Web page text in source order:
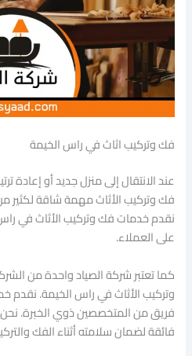
فك وتركيب اثاث في راس الخيمة
عند الانتقال إلى منزل جديد أو إعادة
فك وتركيب الأثاث مهمة شاقة لكثير
نقدم خدمات فك وتركيب الأثاث في
على العملاء.
كما تعتبر شركة الصياد واحدة من
وتركيب الأثاث في راس الخيمة. نقدم
فريق من المتخصصين ذوي الخبرة. نحن
فائقة لضمان سلامته أثناء الفك